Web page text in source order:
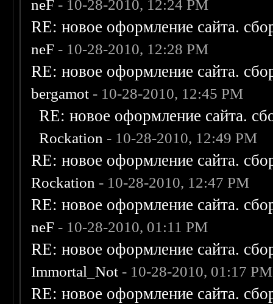
neF - 10-28-2010, 12:24 PM
RE: новое оформление сайта.
neF - 10-28-2010, 12:28 PM
RE: новое оформление сайта.
bergamot - 10-28-2010, 12:45 PM
RE: новое оформление сайта.
Rockation - 10-28-2010, 12:49 PM
RE: новое оформление сайта.
Rockation - 10-28-2010, 12:47 PM
RE: новое оформление сайта.
neF - 10-28-2010, 01:11 PM
RE: новое оформление сайта.
Immortal_Not - 10-28-2010, 01:17 PM
RE: новое оформление сайта.